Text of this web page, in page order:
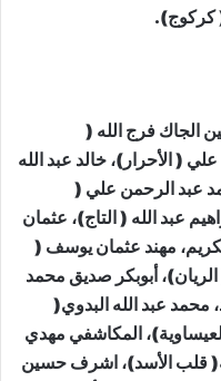
كركوج).
الجاك فرج الله (
( الأحرار)، خالد عبد الله
عبد الرحمن علي (
عبد الله ( التاج)، عثمان
مهند عثمان يوسف (
أبوبكر صديق محمد
عبد الله البدوي(
المكاشفي مهدي
قلب الأسد)، اشرف حسين